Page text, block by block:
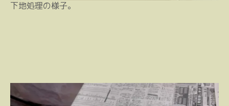
下地処理の様子。